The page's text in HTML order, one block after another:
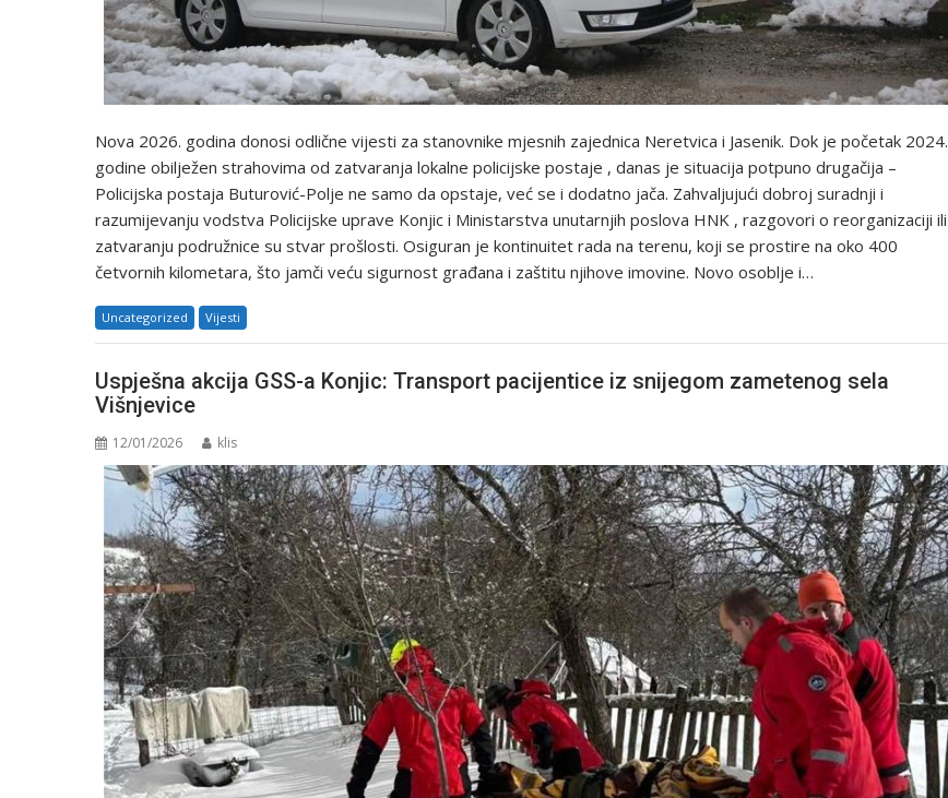
Nova 2026. godina donosi odlične vijesti za stanovnike mjesnih zajednica Neretvica i Jasenik. Dok je početak 2024.
godine obilježen strahovima od zatvaranja lokalne policijske postaje , danas je situacija potpuno drugačija –
Policijska postaja Buturović-Polje ne samo da opstaje, već se i dodatno jača. Zahvaljujući dobroj suradnji i
razumijevanju vodstva Policijske uprave Konjic i Ministarstva unutarnjih poslova HNK , razgovori o reorganizaciji ili
zatvaranju podružnice su stvar prošlosti. Osiguran je kontinuitet rada na terenu, koji se prostire na oko 400
četvornih kilometara, što jamči veću sigurnost građana i zaštitu njihove imovine. Novo osoblje i…
Uncategorized Vijesti
Uspješna akcija GSS-a Konjic: Transport pacijentice iz snijegom zametenog sela
Višnjevice
12/01/2026 klis